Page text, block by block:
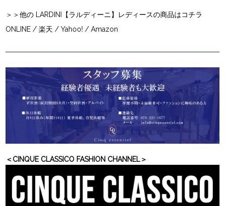
＞＞他の LARDINI【ラルディーニ】レディースの商品はコチラ
ONLINE /楽天 /Yahoo! /Amazon
＜CINQUE CLASSICO FASHION CHANNEL＞